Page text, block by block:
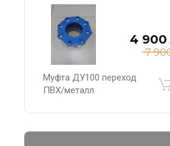
7
4 900
Муфта ДУ100 переход
ПВХ/металл